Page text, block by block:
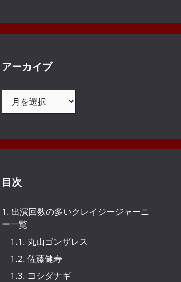
アーカイブ
ブ
目次
1. 出演回数の多いクレイジージャーニ
ー一覧
1.1. 丸山ゴンザレス
1.2. 佐藤健寿
1.3. ヨシダナギ